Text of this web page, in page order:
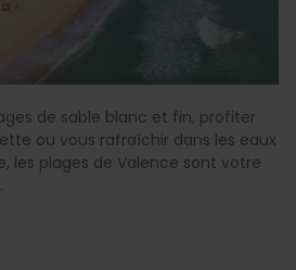
de sable blanc et fin, profiter
ou vous rafraîchir dans les eaux
les plages de Valence sont votre